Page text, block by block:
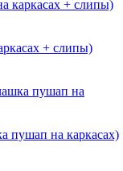
+ слипы)
пушап на каркасах)